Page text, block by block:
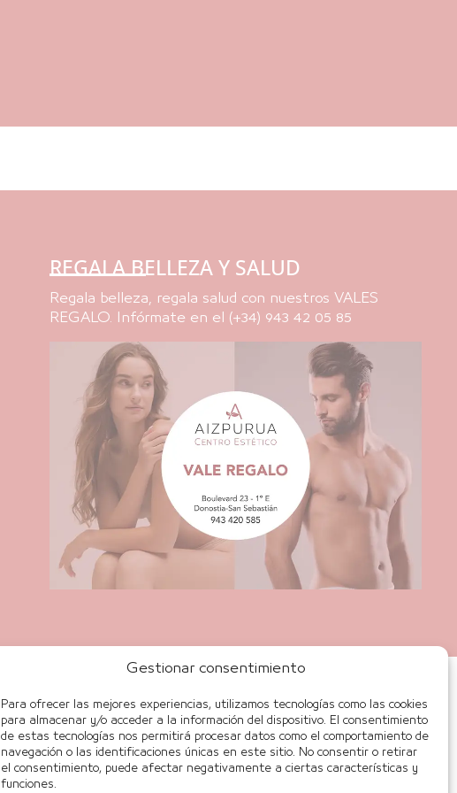
Gestionar consentimiento
Para ofrecer las mejores experiencias, utilizamos tecnologías como las cookies
para almacenar y/o acceder a la información del dispositivo. El consentimiento
de estas tecnologías nos permitirá procesar datos como el comportamiento de
navegación o las identificaciones únicas en este sitio. No consentir o retirar
el consentimiento, puede afectar negativamente a ciertas características y
funciones.
REGALA BELLEZA Y SALUD
Regala belleza, regala salud con nuestros VALES
REGALO. Infórmate en el (+34) 943 42 05 85